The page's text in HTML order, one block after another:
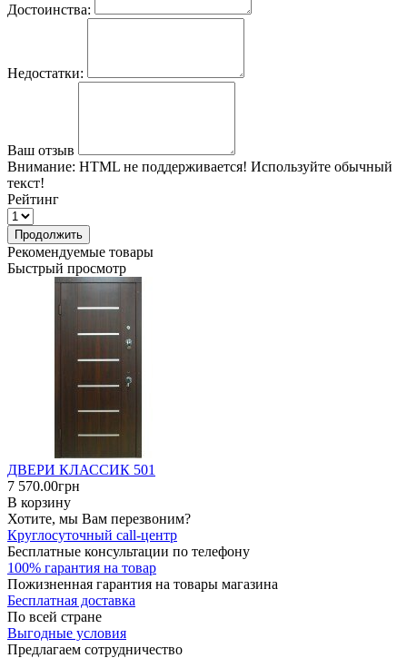
Достоинства:
Недостатки:
Ваш отзыв
Внимание: HTML не поддерживается! Используйте обычный
текст!
Рейтинг
Продолжить
Рекомендуемые товары
Быстрый просмотр
ДВЕРИ КЛАССИК 501
7 570.00грн
В корзину
Хотите, мы Вам перезвоним?
Круглосуточный call-центр
Бесплатные консультации по телефону
100% гарантия на товар
Пожизненная гарантия на товары магазина
Бесплатная доставка
По всей стране
Выгодные условия
Предлагаем сотрудничество